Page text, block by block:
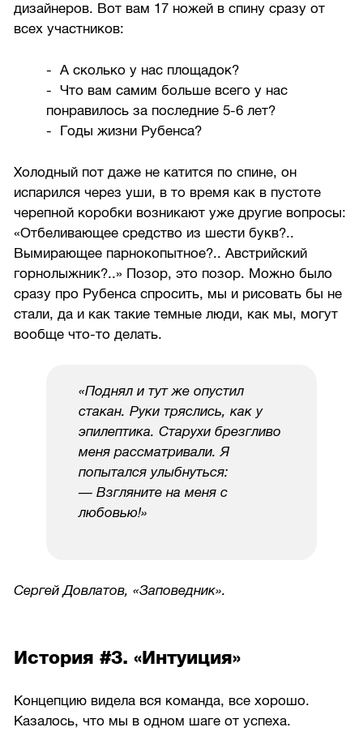
дизайнеров. Вот вам 17 ножей в спину сразу от
всех участников:
- А сколько у нас площадок?
- Что вам самим больше всего у нас
понравилось за последние 5-6 лет?
- Годы жизни Рубенса?
Холодный пот даже не катится по спине, он
испарился через уши, в то время как в пустоте
черепной коробки возникают уже другие вопросы:
«Отбеливающее средство из шести букв?..
Вымирающее парнокопытное?.. Австрийский
горнолыжник?..» Позор, это позор. Можно было
сразу про Рубенса спросить, мы и рисовать бы не
стали, да и как такие темные люди, как мы, могут
вообще что-то делать.
«Поднял и тут же опустил
стакан. Руки тряслись, как у
эпилептика. Старухи брезгливо
меня рассматривали. Я
попытался улыбнуться:
— Взгляните на меня с
любовью!»
Сергей Довлатов, «Заповедник».
История #3. «Интуиция»
Концепцию видела вся команда, все хорошо.
Казалось, что мы в одном шаге от успеха.